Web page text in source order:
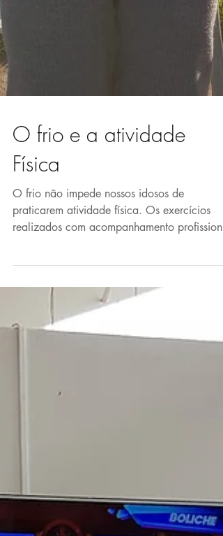
O frio e a atividade
Física
realizados com acompanhamento
trazem melhoria...